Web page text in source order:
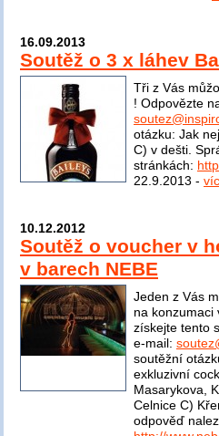
16.09.2013
Soutěž o 3 x láhev
Tři z Vás
! Odpovězte
otázku: Jak
C) v dešti.
stránkách:
22.9.2013 -
10.12.2012
Soutěž o voucher v
v barech NEBE
Jeden z Vás
na konzumaci
získejte tento
e-mail:
soutěžní
exkluzivní
Masarykova,
Celnice C)
odpověď